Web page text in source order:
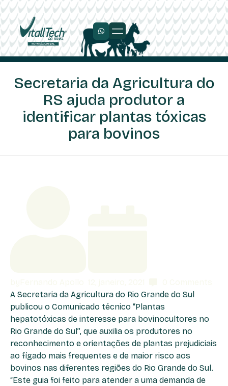
Secretaria da Agricultura do
RS ajuda produtor a
identificar plantas tóxicas
para bovinos
A Secretaria da Agricultura do Rio Grande do Sul
publicou o Comunicado técnico “Plantas
hepatotóxicas de interesse para bovinocultores no
Rio Grande do Sul”, que auxilia os produtores no
reconhecimento e orientações de plantas prejudiciais
ao fígado mais frequentes e de maior risco aos
bovinos nas diferentes regiões do Rio Grande do Sul.
“Este guia foi feito para atender a uma demanda de